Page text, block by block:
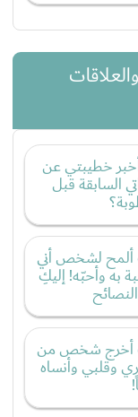
خطيبتي عن
السابقة قبل
لشخص أني
به وأحبّه! إليكِ
أخرج شخص من
وقلبي وأنساه